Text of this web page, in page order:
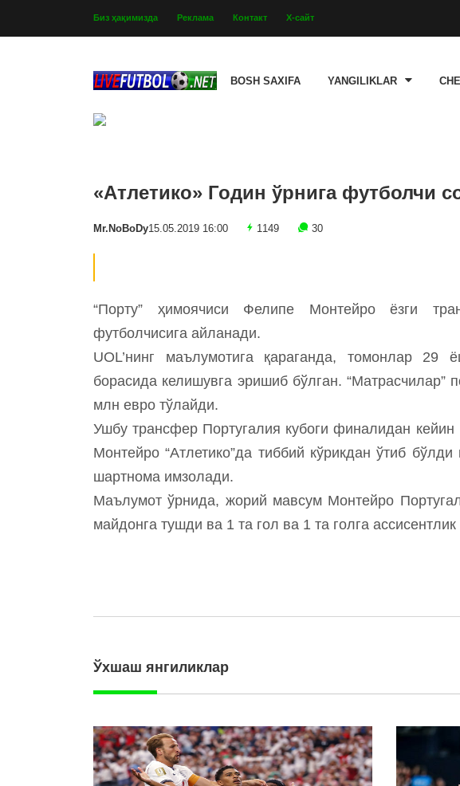
Биз ҳақимизда Реклама Контакт Х-сайт
BOSH SAXIFA YANGILIKLAR
«Атлетико» Годин ўрнига футболчи
Mr.NoBoDy15.05.2019 16:00 1149 30
“Порту” ҳимоячиси Фелипе Монтейро ёзги
футболчисига айланади.
UOL’нинг маълумотига қараганда, томонлар 29
борасида келишувга эришиб бўлган. “Матрасчилар”
млн евро тўлайди.
Ушбу трансфер Португалия кубоги финалидан
Монтейро “Атлетико”да тиббий кўрикдан ўтиб
шартнома имзолади.
Маълумот ўрнида, жорий мавсум Монтейро
майдонга тушди ва 1 та гол ва 1 та голга
Ўхшаш янгиликлар